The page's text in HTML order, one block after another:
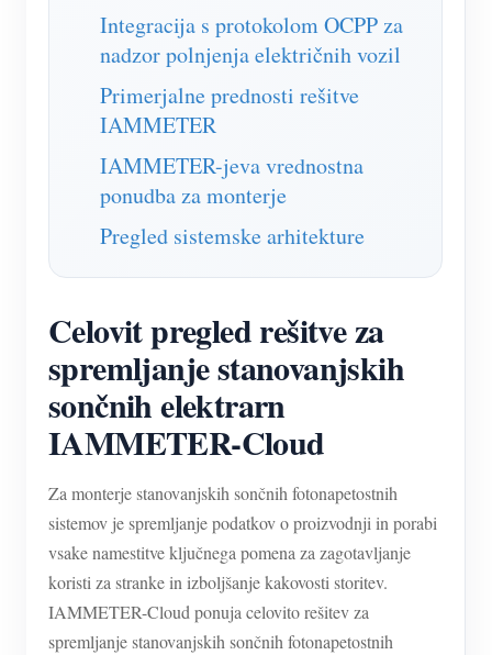
pogosta vprašanja
Novice
Blogi
Program nagrajevanja
O nas
Integracija s protokolom OCPP za
nadzor polnjenja električnih vozil
Primerjalne prednosti rešitve
IAMMETER
IAMMETER-jeva vrednostna
ponudba za monterje
Pregled sistemske arhitekture
Celovit pregled rešitve za
spremljanje stanovanjskih
sončnih elektrarn
IAMMETER-Cloud
Za monterje stanovanjskih sončnih fotonapetostnih
sistemov je spremljanje podatkov o proizvodnji in porabi
vsake namestitve ključnega pomena za zagotavljanje
koristi za stranke in izboljšanje kakovosti storitev.
IAMMETER-Cloud ponuja celovito rešitev za
spremljanje stanovanjskih sončnih fotonapetostnih